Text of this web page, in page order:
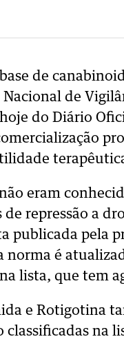
de
de
do Diário
eram
repressão a
publicada pela
norma é
lista, que tem
e Rotigotina
na